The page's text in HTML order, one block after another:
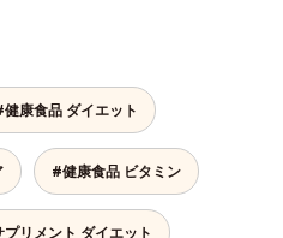
健康食品 ダイエット
#健康食品 ビタミン
リメント ダイエット